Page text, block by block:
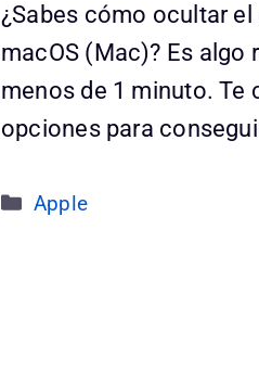
¿Sabes cómo ocultar
macOS (Mac)? Es algo
menos de 1 minuto. Te
opciones para
Categorías
Apple